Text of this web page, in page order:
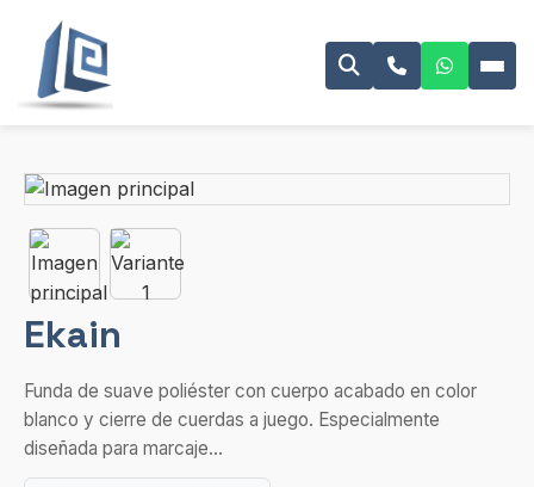
Ekain
Funda de suave poliéster con cuerpo acabado en color
blanco y cierre de cuerdas a juego. Especialmente
diseñada para marcaje...